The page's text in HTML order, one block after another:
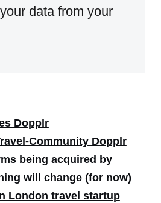
data from your
Dopplr
Community Dopplr
being acquired by
will change (for now)
London travel startup